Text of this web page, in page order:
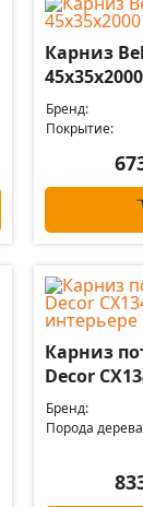
Карниз
45х35х2000
Бренд:
Покрытие:
Карниз
Decor
Бренд:
Порода